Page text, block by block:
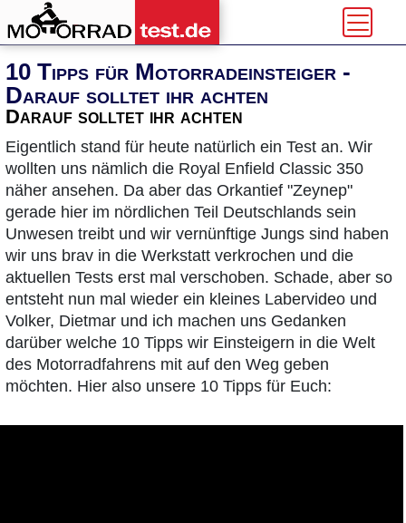
10 Tipps für Motorradeinsteiger -
Darauf solltet ihr achten
Darauf solltet ihr achten
Eigentlich stand für heute natürlich ein Test an. Wir
wollten uns nämlich die Royal Enfield Classic 350
näher ansehen. Da aber das Orkantief "Zeynep"
gerade hier im nördlichen Teil Deutschlands sein
Unwesen treibt und wir vernünftige Jungs sind haben
wir uns brav in die Werkstatt verkrochen und die
aktuellen Tests erst mal verschoben. Schade, aber so
entsteht nun mal wieder ein kleines Labervideo und
Volker, Dietmar und ich machen uns Gedanken
darüber welche 10 Tipps wir Einsteigern in die Welt
des Motorradfahrens mit auf den Weg geben
möchten. Hier also unsere 10 Tipps für Euch: